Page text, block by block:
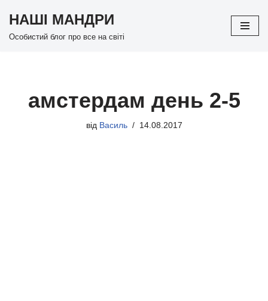
Перейти
НАШІ МАНДРИ
Особистий блог про все на світі
амстердам день 2-5
від Василь 14.08.2017